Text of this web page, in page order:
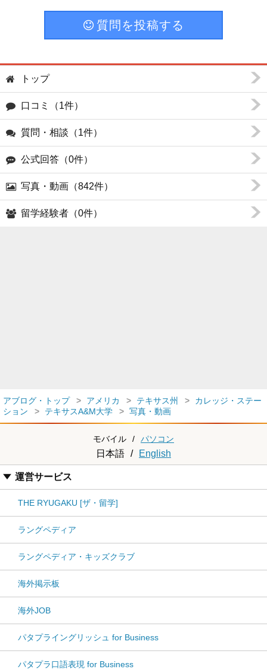
質問を投稿する
トップ
口コミ（1件）
質問・相談（1件）
公式回答（0件）
写真・動画（842件）
留学経験者（0件）
アブログ・トップ アメリカ テキサス州
カレッジ・ステー
ション
テキサスA&M大学 写真・動画
モバイル / パソコン
日本語 / English
運営サービス
THE RYUGAKU [ザ・留学]
ラングペディア
ラングペディア・キッズクラブ
海外掲示板
海外JOB
パタプライングリッシュ for Business
パタプラ口語表現 for Business